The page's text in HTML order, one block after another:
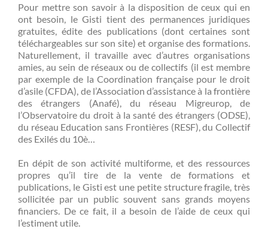
Pour mettre son savoir à la disposition de ceux qui en
ont besoin, le Gisti tient des permanences juridiques
gratuites, édite des publications (dont certaines sont
téléchargeables sur son site) et organise des formations.
Naturellement, il travaille avec d’autres organisations
amies, au sein de réseaux ou de collectifs (il est membre
par exemple de la Coordination française pour le droit
d’asile (CFDA), de l’Association d’assistance à la frontière
des étrangers (Anafé), du réseau Migreurop, de
l’Observatoire du droit à la santé des étrangers (ODSE),
du réseau Education sans Frontières (RESF), du Collectif
des Exilés du 10è…
En dépit de son activité multiforme, et des ressources
propres qu’il tire de la vente de formations et
publications, le Gisti est une petite structure fragile, très
sollicitée par un public souvent sans grands moyens
financiers. De ce fait, il a besoin de l’aide de ceux qui
l’estiment utile.